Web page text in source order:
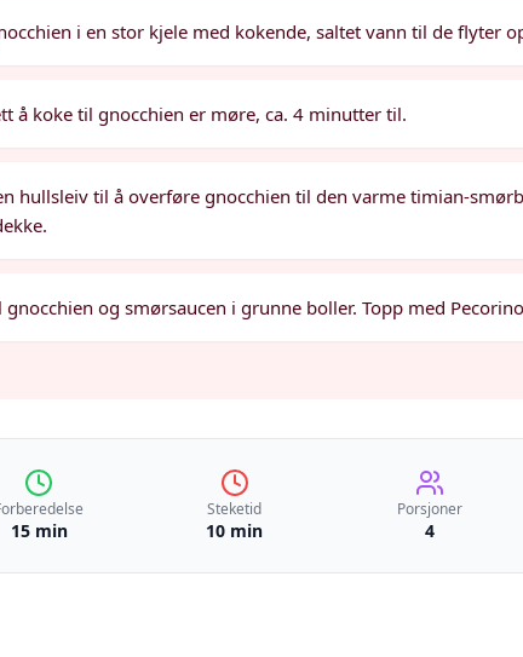
i en stor kjele med kokende, saltet vann til de flyter
å koke til gnocchien er møre, ca. 4 minutter til.
hullsleiv til å overføre gnocchien til den varme timian-
gnocchien og smørsaucen i grunne boller. Topp med
15 min
Steketid
10 min
Porsjoner
4